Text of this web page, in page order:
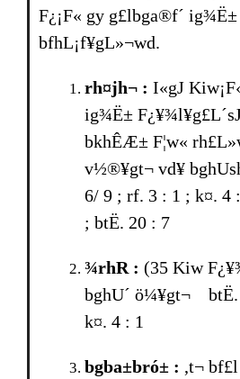
F¿¡F« gy g£lbga®f´ ig¾Ë±
bfhL¡f¥gL»¬wd.
rh¤jh¬ : I«gJ
ig¾Ë±
bkhÊÆ± F¦w«
v½®¥gt¬ vd¥
6/ 9 ; rf. 3 : 1 ; k¤. 4
; btË. 20 : 7
¾rhR : (35 Kiw
bghU´ ö¼¥gt¬ btË.
k¤. 4 : 1
bgba±bró± : ,t¬